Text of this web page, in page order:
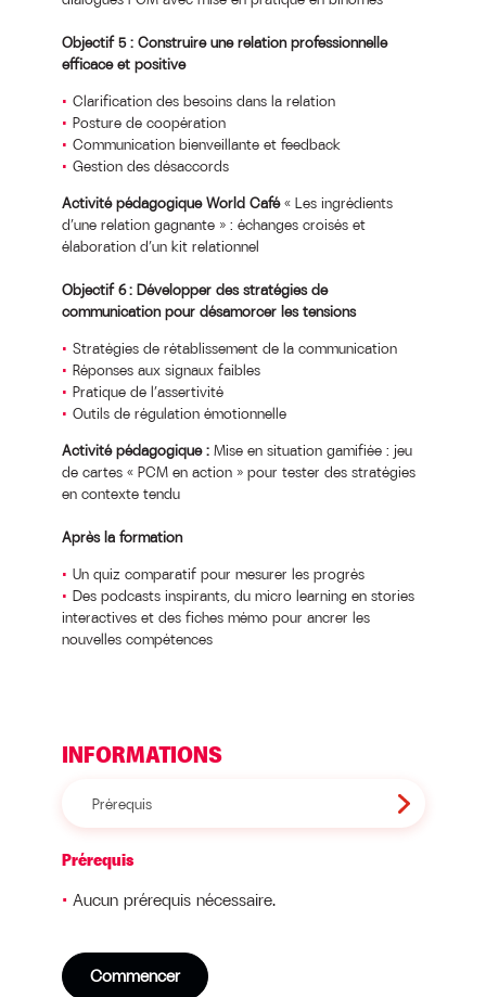
Objectif 5 : Construire une relation professionnelle
efficace et positive
Clarification des besoins dans la relation
Posture de coopération
Communication bienveillante et feedback
Gestion des désaccords
Activité pédagogique World Café« Les ingrédients
d’une relation gagnante » : échanges croisés et
élaboration d’un kit relationnel
Objectif 6 : Développer des stratégies de
communication pour désamorcer les tensions
Stratégies de rétablissement de la communication
Réponses aux signaux faibles
Pratique de l’assertivité
Outils de régulation émotionnelle
Activité pédagogique : Mise en situation gamifiée : jeu
de cartes « PCM en action » pour tester des stratégies
en contexte tendu
Après la formation
Un quiz comparatif pour mesurer les progrès
Des podcasts inspirants, du micro learning en stories
interactives et des fiches mémo pour ancrer les
nouvelles compétences
INFORMATIONS
Prérequis
Prérequis
Aucun prérequis nécessaire.
Commencer